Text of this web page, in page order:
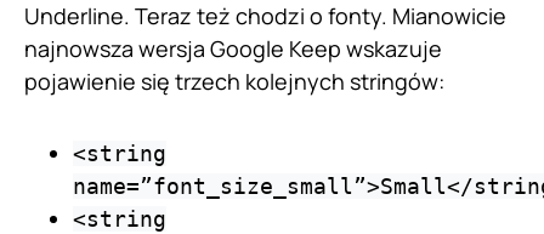
Underline. Teraz też chodzi o fonty. Mianowicie
najnowsza wersja Google Keep wskazuje
pojawienie się trzech kolejnych stringów:
<string
name=”font_size_small”>Small</
<string